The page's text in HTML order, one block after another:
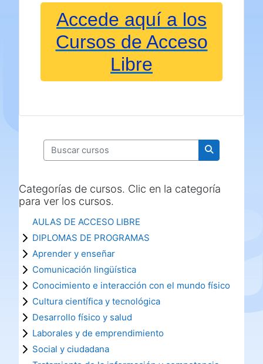
Accede aquí a los
Cursos de Acceso
Libre
Buscar cursos
Buscar
Categorías de cursos. Clic en la categoría
para ver los cursos.
AULAS DE ACCESO LIBRE
DIPLOMAS DE PROGRAMAS
Aprender y enseñar
Comunicación lingüística
Conocimiento e interacción con el mundo físico
Cultura científica y tecnológica
Desarrollo físico y salud
Laborales y de emprendimiento
Social y ciudadana